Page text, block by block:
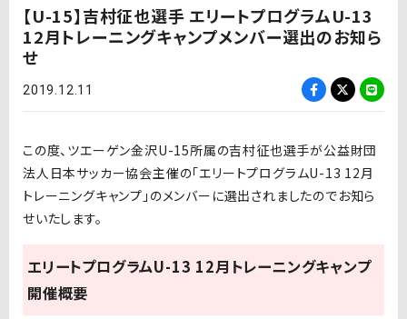
【U-15】吉村征也選手 エリートプログラムU-13
12月トレーニングキャンプメンバー選出のお知ら
せ
2019.12.11
この度、ツエーゲン金沢U-15所属の吉村征也選手が公益財団
法人日本サッカー協会主催の「エリートプログラムU-13 12月
トレーニングキャンプ」のメンバーに選出されましたのでお知ら
せいたします。
エリートプログラムU-13 12月トレーニングキャンプ
開催概要